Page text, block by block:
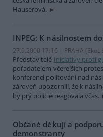
Hauserová.
INPEG: K násilnostem
27.9.2000 17:16 | PRAHA
Představitelé Iniciativy proti
pořadatelem včerejších
konferenci politování nad
zároveň upozornili, že k
by prý policie reagovala včas.
Občané děkují a
demonstranty